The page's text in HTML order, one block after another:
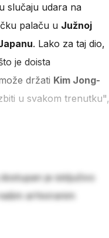
slučaju udara na
palaču u Južnoj
. Lako za taj dio,
je doista
držati Kim Jong-
u svakom trenutku",
je isključivo
arhiviranim